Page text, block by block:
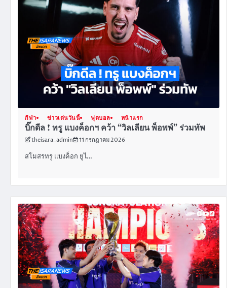
กีฬา ข่าวเด่นวันนี้ ฟุตบอล หน้าแรก
บิ๊กดีล ! ทรู แบงค็อกฯ คว้า “วิลเลียน พ็อพพ์” ร่วมทัพ
theisara_admin 11 กรกฎาคม 2026
สโมสรทรู แบงค็อก ยูไ…